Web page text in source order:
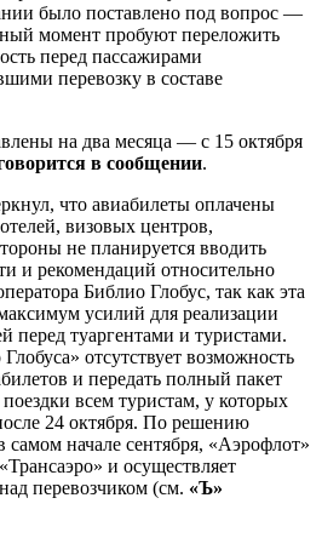
было поставлено под вопрос —
момент пробуют переложить
перед пассажирами
перевозку в составе
на два месяца — с 15 октября
в сообщении.
что авиабилеты оплачены
визовых центров,
не планируется вводить
и рекомендаций относительно
Библио Глобус, так как эта
усилий для реализации
перед туаргентами и туристами.
отсутствует возможность
и передать полный пакет
всем туристам, у которых
24 октября. По решению
самом начале сентября, «Аэрофлот»
и осуществляет
перевозчиком (см. «Ъ»